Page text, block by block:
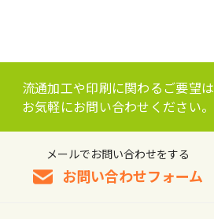
流通加工や印刷に関わるご要望は
お気軽にお問い合わせください。
メールでお問い合わせをする
お問い合わせフォーム